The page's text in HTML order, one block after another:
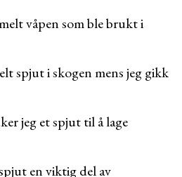
våpen som ble brukt i
spjut i skogen mens jeg gikk
jeg et spjut til å lage
en viktig del av